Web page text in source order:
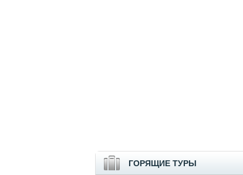
ГОРЯЩИЕ ТУРЫ